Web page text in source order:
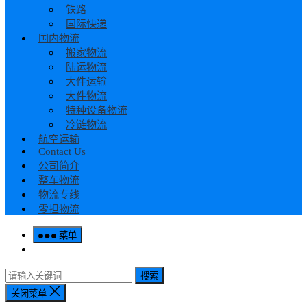
铁路
国际快递
国内物流
搬家物流
陆运物流
大件运输
大件物流
特种设备物流
冷链物流
航空运输
Contact Us
公司简介
整车物流
物流专线
零担物流
菜单
搜索
关闭菜单